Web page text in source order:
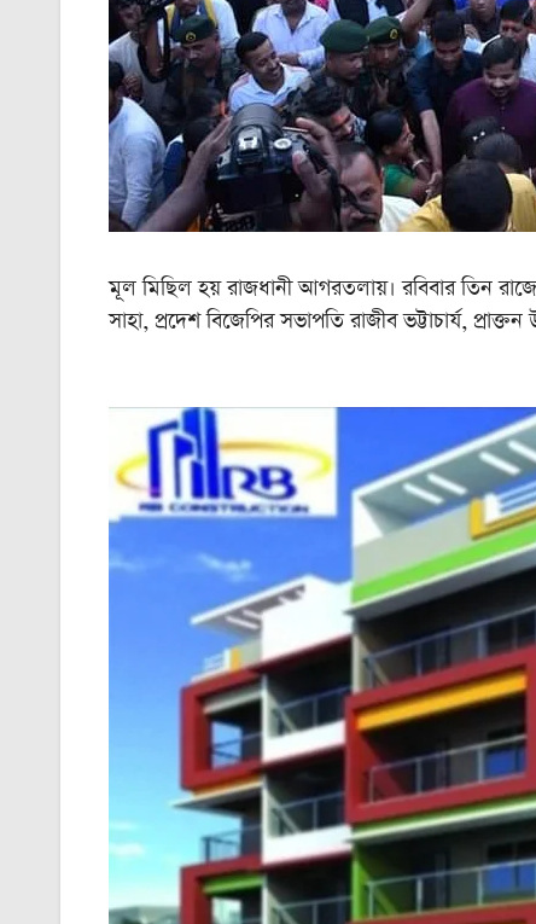
মূল মিছিল হয় রাজধানী আগরতলায়। রবিবার তিন
সাহা, প্রদেশ বিজেপির সভাপতি রাজীব ভট্টাচার্য,